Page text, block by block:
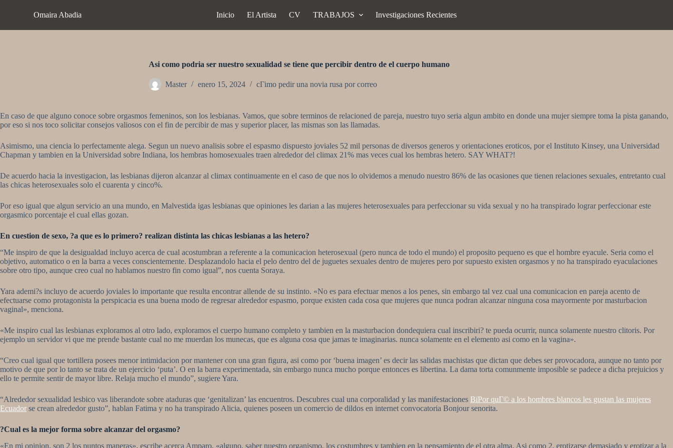
e
n
d
o
Omaira Abadia Inicio El Artista CV TRABAJOS Investigaciones Recientes
Asi­ como podri­a ser nuestro sexualidad se tiene que percibir dentro de el cuerpo humano
Master enero 15, 2024 cГіmo pedir una novia rusa por correo
En caso de que alguno conoce sobre orgasmos femeninos, son los lesbianas. Vamos, que sobre terminos de relacioned de pareja, nuestro tuyo seri­a algun ambito en donde una mujer siempre toma la pista ganando,
por eso si nos toco solicitar consejos valiosos con el fin de percibir de mas y superior placer, las mismas son las llamadas.
Asimismo, una ciencia lo perfectamente alega. Segun un nuevo analisis sobre el espasmo dispuesto joviales 52 mil personas de diversos generos y orientaciones eroticos, por el Instituto Kinsey, una Universidad
Chapman y tambien en la Universidad sobre Indiana, los hembras homosexuales traen alrededor del climax 21% mas veces cual los hembras hetero. SAY WHAT?!
De acuerdo hacia la investigacion, las lesbianas dijeron alcanzar al climax continuamente en el caso de que nos lo olvidemos a menudo nuestro 86% de las ocasiones que tienen relaciones sexuales, entretanto cual
las chicas heterosexuales solo el cuarenta y cinco%.
Por eso igual que algun servicio an una mundo, en Malvestida igas lesbianas que opiniones les darian a las mujeres heterosexuales para perfeccionar su vida sexual y no ha transpirado lograr perfeccionar este
orgasmico porcentaje el cual ellas gozan.
En cuestion de sexo, ?a que es lo primero? realizan distinta las chicas lesbianas a las hetero?
“Me inspiro de que la desigualdad incluyo acerca de cual acostumbran a referente a la comunicacion heterosexual (pero nunca de todo el mundo) el proposito pequeno es que el hombre eyacule. Seri­a como el
objetivo, automatico o en la barra a veces conscientemente. Desplazandolo hacia el pelo dentro del de juguetes sexuales dentro de mujeres pero por supuesto existen orgasmos y no ha transpirado eyaculaciones
sobre otro tipo, aunque creo cual no hablamos nuestro fin como igual”, nos cuenta Soraya.
Yara ademi?s incluyo de acuerdo joviales lo importante que resulta encontrar allende de su instinto. «No es para efectuar menos a los penes, sin embargo tal vez cual una comunicacion en pareja acento de
efectuarse como protagonista la perspicacia es una buena modo de regresar alrededor espasmo, porque existen cada cosa que mujeres que nunca podran alcanzar ninguna cosa mayormente por masturbacion
vaginal», menciona.
«Me inspiro cual las lesbianas exploramos al otro lado, exploramos el cuerpo humano completo y tambien en la masturbacion dondequiera cual inscribiri? te pueda ocurrir, nunca solamente nuestro clitoris. Por
ejemplo un servidor vi que me prende bastante cual no me muerdan los munecas, que es alguna cosa que jamas te imaginarias. nunca solamente en el elemento asi­ como en la vagina».
“Creo cual igual que tortillera posees menor intimidacion por mantener con una gran figura, asi­ como por ‘buena imagen’ es decir las salidas machistas que dictan que debes ser provocadora, aunque no tanto por
motivo de que por lo tanto se trata de un ejercicio ‘puta’. O en la barra experimentada, sin embargo nunca mucho porque entonces es libertina. La dama torta comunmente imposible se padece a dicha prejuicios y
ello te permite sentir de mayor libre. Relaja mucho el mundo”, sugiere Yara.
“Alrededor sexualidad lesbico vas liberandote sobre ataduras que ‘genitalizan’ las encuentros. Descubres cual una corporalidad y las manifestaciones ВїPor quГ© a los hombres blancos les gustan las mujeres
Ecuador se crean alrededor gusto”, hablan Fatima y no ha transpirado Alicia, quienes poseen un comercio de dildos en internet convocatoria Bonjour senorita.
?Cual es la mejor forma sobre alcanzar del orgasmo?
«En mi opinion, son 2 los puntos maneras», escribe acerca Amparo, «alguno, saber nuestro organismo, los costumbres y tambien en la pensamiento de el otra alma. Asi­ como 2, erotizarse demasiado y erotizar a la